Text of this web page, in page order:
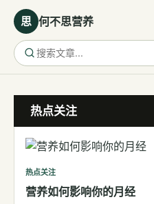
思 何不思营养
营养与饮食
保健食品
健康话题
热点关注
热点关注
营养如何影响你的月经